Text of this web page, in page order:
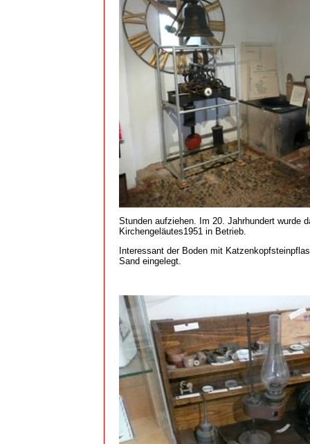
Stunden aufziehen. Im 20. Jahrhundert wurde
Kirchengeläutes1951 in Betrieb.
Interessant der Boden mit
Sand eingelegt.